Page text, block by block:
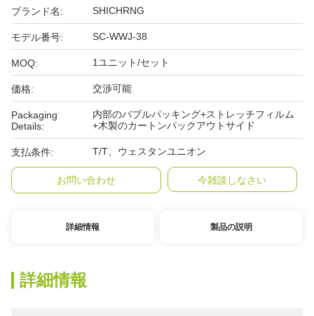
ブランド名: SHICHRNG
モデル番号: SC-WWJ-38
MOQ: 1ユニット/セット
価格: 交渉可能
Packaging
Details:
内部のバブルパッキング+ストレッチフィルム
+木製のカートンパックアウトサイド
支払条件: T/T、ウェスタンユニオン
お問い合わせ 今雑談しなさい
詳細情報 製品の説明
詳細情報